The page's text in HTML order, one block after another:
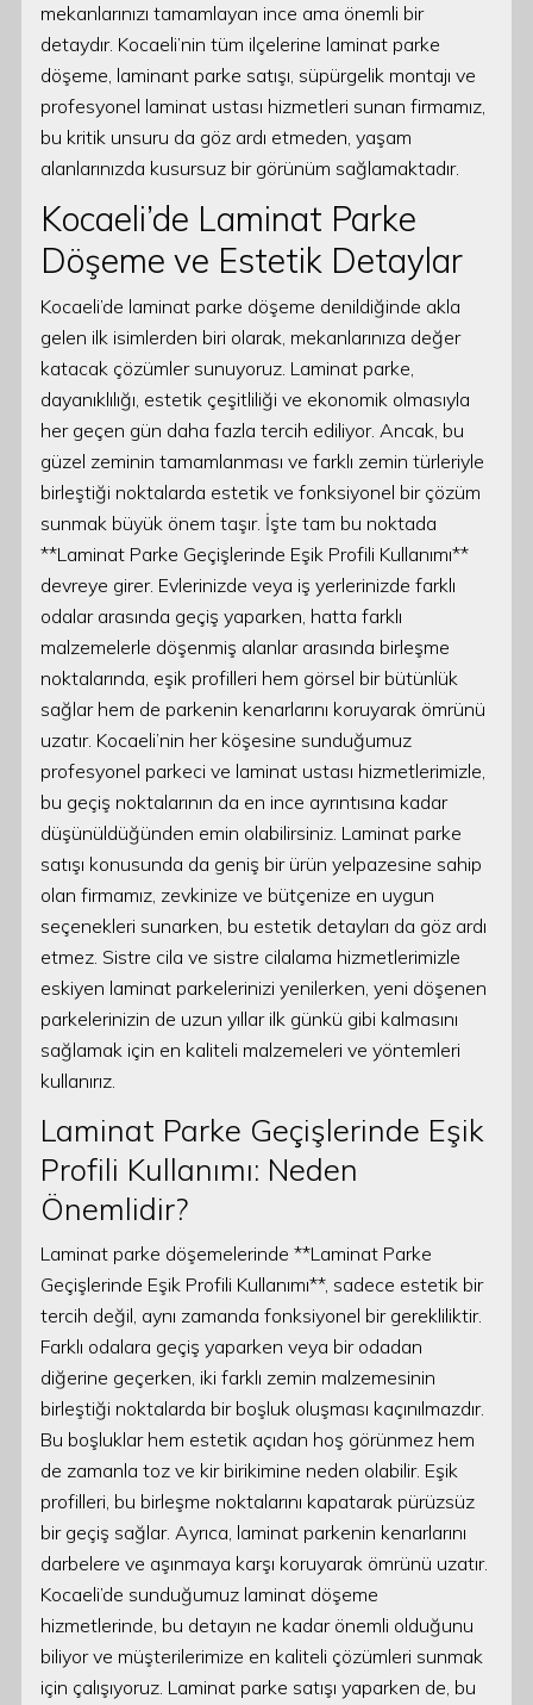
mekanlarınızı tamamlayan ince ama önemli bir
detaydır. Kocaeli’nin tüm ilçelerine laminat parke
döşeme, laminant parke satışı, süpürgelik montajı ve
profesyonel laminat ustası hizmetleri sunan firmamız,
bu kritik unsuru da göz ardı etmeden, yaşam
alanlarınızda kusursuz bir görünüm sağlamaktadır.
Kocaeli’de Laminat Parke
Döşeme ve Estetik Detaylar
Kocaeli’de laminat parke döşeme denildiğinde akla
gelen ilk isimlerden biri olarak, mekanlarınıza değer
katacak çözümler sunuyoruz. Laminat parke,
dayanıklılığı, estetik çeşitliliği ve ekonomik olmasıyla
her geçen gün daha fazla tercih ediliyor. Ancak, bu
güzel zeminin tamamlanması ve farklı zemin türleriyle
birleştiği noktalarda estetik ve fonksiyonel bir çözüm
sunmak büyük önem taşır. İşte tam bu noktada
**Laminat Parke Geçişlerinde Eşik Profili Kullanımı**
devreye girer. Evlerinizde veya iş yerlerinizde farklı
odalar arasında geçiş yaparken, hatta farklı
malzemelerle döşenmiş alanlar arasında birleşme
noktalarında, eşik profilleri hem görsel bir bütünlük
sağlar hem de parkenin kenarlarını koruyarak ömrünü
uzatır. Kocaeli’nin her köşesine sunduğumuz
profesyonel parkeci ve laminat ustası hizmetlerimizle,
bu geçiş noktalarının da en ince ayrıntısına kadar
düşünüldüğünden emin olabilirsiniz. Laminat parke
satışı konusunda da geniş bir ürün yelpazesine sahip
olan firmamız, zevkinize ve bütçenize en uygun
seçenekleri sunarken, bu estetik detayları da göz ardı
etmez. Sistre cila ve sistre cilalama hizmetlerimizle
eskiyen laminat parkelerinizi yenilerken, yeni döşenen
parkelerinizin de uzun yıllar ilk günkü gibi kalmasını
sağlamak için en kaliteli malzemeleri ve yöntemleri
kullanırız.
Laminat Parke Geçişlerinde Eşik
Profili Kullanımı: Neden
Önemlidir?
Laminat parke döşemelerinde **Laminat Parke
Geçişlerinde Eşik Profili Kullanımı**, sadece estetik bir
tercih değil, aynı zamanda fonksiyonel bir gerekliliktir.
Farklı odalara geçiş yaparken veya bir odadan
diğerine geçerken, iki farklı zemin malzemesinin
birleştiği noktalarda bir boşluk oluşması kaçınılmazdır.
Bu boşluklar hem estetik açıdan hoş görünmez hem
de zamanla toz ve kir birikimine neden olabilir. Eşik
profilleri, bu birleşme noktalarını kapatarak pürüzsüz
bir geçiş sağlar. Ayrıca, laminat parkenin kenarlarını
darbelere ve aşınmaya karşı koruyarak ömrünü uzatır.
Kocaeli’de sunduğumuz laminat döşeme
hizmetlerinde, bu detayın ne kadar önemli olduğunu
biliyor ve müşterilerimize en kaliteli çözümleri sunmak
için çalışıyoruz. Laminat parke satışı yaparken de, bu